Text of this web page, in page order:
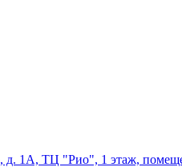
д. 1А, ТЦ "Рио", 1 этаж,